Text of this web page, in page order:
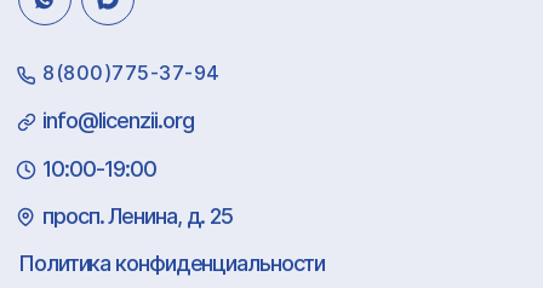
8(800)775-37-94
info@licenzii.org
10:00-19:00
просп. Ленина, д. 25
Политика конфиденциальности